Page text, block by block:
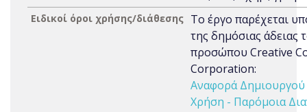
Ειδικοί όροι χρήσης/διάθεσης Το έργο παρέχεται
της δημόσιας άδειας
προσώπου Creative
Corporation:
Αναφορά
Χρήση - Παρόμοια